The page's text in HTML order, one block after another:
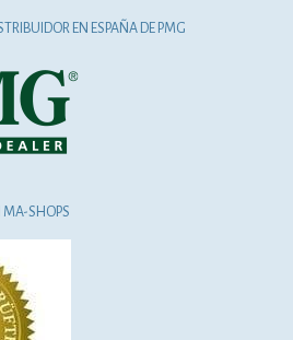
EN ESPAÑA DE PMG
MA-SHOPS